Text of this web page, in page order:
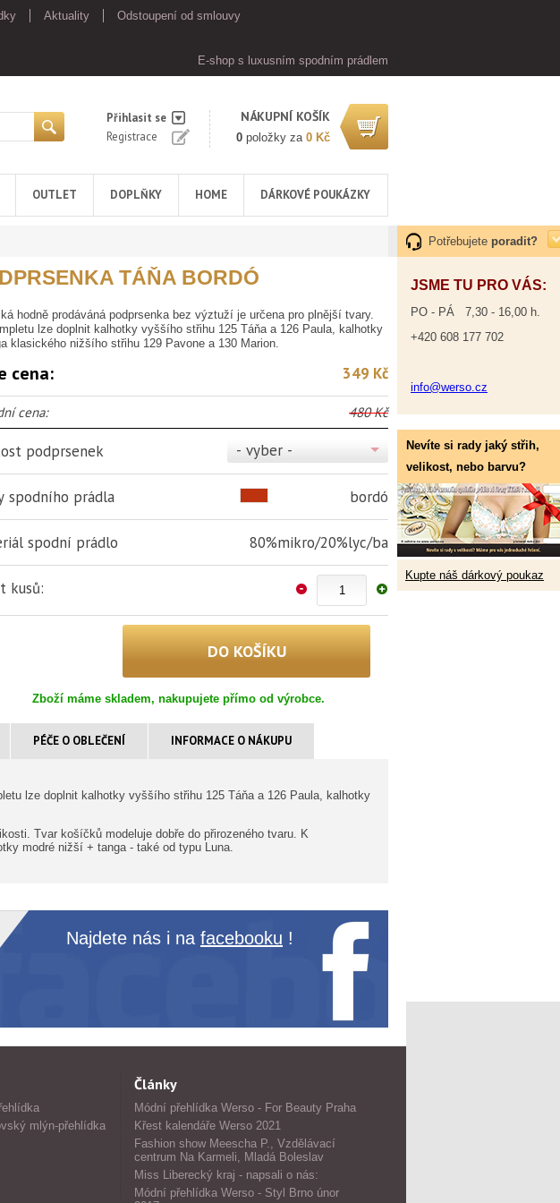
Aktuality
Odstoupení od smlouvy
E-shop s luxusním spodním prádlem
Přihlasit se
Registrace
NÁKUPNÍ KOŠÍK
0 položky za 0 Kč
OUTLET DOPLŇKY HOME DÁRKOVÉ POUKÁZKY
Potřebujete poradit?
JSME TU PRO VÁS:
PO - PÁ 7,30 - 16,00 h.
+420 608 177 702
info@werso.cz
Nevíte si rady jaký střih,
velikost, nebo barvu?
Kupte náš dárkový poukaz
TÁŇA BORDÓ
hodně prodáváná podprsenka bez výztuží je určena pro plnější tvary.
lze doplnit kalhotky vyššího střihu 125 Táňa a 126 Paula, kalhotky
klasického nižšího střihu 129 Pavone a 130 Marion.
cena: 349 Kč
cena: 480 Kč
podprsenek - vyber -
spodního prádla bordó
spodní prádlo 80%mikro/20%lyc/ba
kusů:
Zboží máme skladem, nakupujete přímo od výrobce.
PÉČE O OBLEČENÍ INFORMACE O NÁKUPU
lze doplnit kalhotky vyššího střihu 125 Táňa a 126 Paula, kalhotky
Tvar košíčků modeluje dobře do přirozeného tvaru. K
modré nižší + tanga - také od typu Luna.
Najdete nás i na facebooku !
mlýn-přehlídka
Články
Módní přehlídka Werso - For Beauty Praha
Křest kalendáře Werso 2021
Fashion show Meescha P., Vzdělávací
centrum Na Karmeli, Mladá Boleslav
Miss Liberecký kraj - napsali o nás:
Módní přehlídka Werso - Styl Brno únor